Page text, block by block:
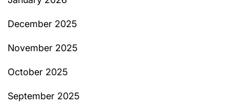
December 2025
November 2025
October 2025
September 2025